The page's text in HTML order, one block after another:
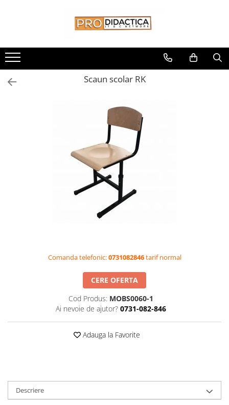
Oferta PNRR/PNRAS
Pachete Echipamente Sali Clasa
Pachete Echipamente Sala Clasa
Imprimante si Multifunctionale
Imprimante si Scanere 3D
Videoproiectoare
Videoconferinta si Colaborare
Camere Videoconferinta
Boxe si Soundbar
Tehnologie Educationala
Software Educational
Oferta Mobilier Clasa
Scaun scolar RK
Comanda telefonic:0731082846tarif normal
CERE OFERTA
Cod Produs: MOBS0060-1
Ai nevoie de ajutor? 0731-082-846
Adauga la Favorite
Descriere